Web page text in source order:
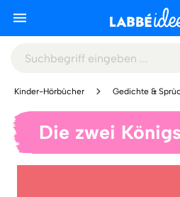
Kinder-Hörbücher Gedichte &
Die zwei